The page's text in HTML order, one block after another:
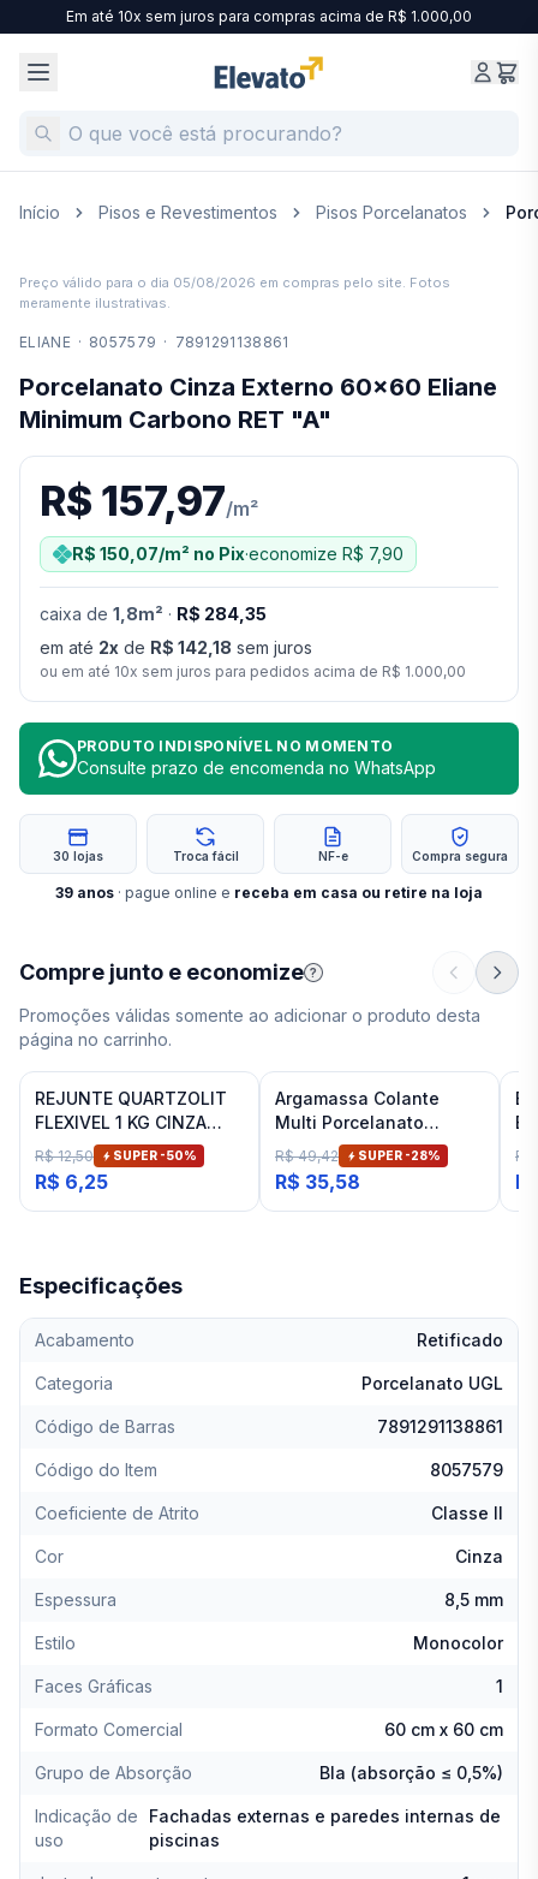
Em até 10x sem juros para compras acima de R$ 1.000,00
Início Pisos e Revestimentos Pisos Porcelanatos
Preço válido para o dia 05/08/2026 em compras pelo site. Fotos
meramente ilustrativas.
Compre junto e economize ?
Promoções válidas somente ao adicionar o produto desta
página no carrinho.
REJUNTE QUARTZOLIT
FLEXIVEL 1 KG CINZA
ARTICO
R$ 12,50 SUPER -50%
R$ 6,25
Argamassa Colante
Multi Porcelanato
Interna Cinza Ceramfix
20 Kg
R$ 49,42 SUPER -28%
R$ 35,58
Fit
Especificações
Acabamento Retificado
Categoria Porcelanato UGL
Código de Barras 7891291138861
Código do Item 8057579
Coeficiente de Atrito Classe II
Cor Cinza
Espessura 8,5 mm
Estilo Monocolor
Faces Gráficas 1
Formato Comercial 60 cm x 60 cm
Grupo de Absorção BIa (absorção ≤ 0,5%)
Indicação de
uso
Fachadas externas e paredes internas de
piscinas
ELIANE · 8057579 · 7891291138861
Porcelanato Cinza Externo 60x60 Eliane
Minimum Carbono RET "A"
R$ 157,97/m²
R$ 150,07/m² no Pix·economize R$ 7,90
caixa de 1,8m² · R$ 284,35
em até 2x de R$ 142,18 sem juros
ou em até 10x sem juros para pedidos acima de R$ 1.000,00
PRODUTO INDISPONÍVEL NO MOMENTO
Consulte prazo de encomenda no WhatsApp
30 lojas Troca fácil NF-e Compra segura
39 anos · pague online e receba em casa ou retire na loja